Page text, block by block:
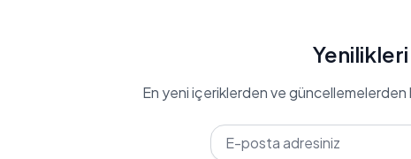
En yeni içeriklerden ve